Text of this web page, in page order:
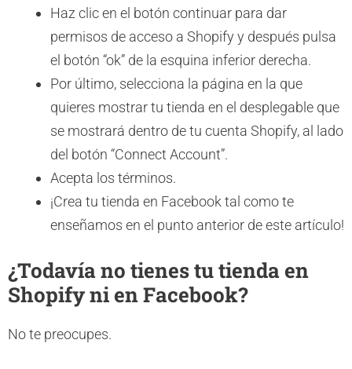
Haz clic en el botón continuar para dar
permisos de acceso a Shopify y después pulsa
el botón “ok” de la esquina inferior derecha.
Por último, selecciona la página en la que
quieres mostrar tu tienda en el desplegable que
se mostrará dentro de tu cuenta Shopify, al lado
del botón “Connect Account”.
Acepta los términos.
¡Crea tu tienda en Facebook tal como te
enseñamos en el punto anterior de este artículo!
¿Todavía no tienes tu tienda en
Shopify ni en Facebook?
No te preocupes.